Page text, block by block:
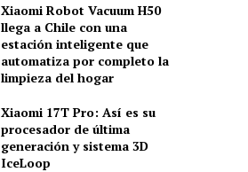
Xiaomi Robot Vacuum H50
llega a Chile con una
estación inteligente que
automatiza por completo la
limpieza del hogar
Xiaomi 17T Pro: Así es su
procesador de última
generación y sistema 3D
IceLoop